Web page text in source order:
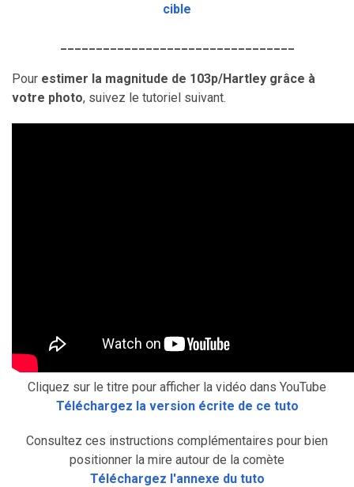
cible
Pour estimer la magnitude de 103p/Hartley grâce à
votre photo, suivez le tutoriel suivant.
Cliquez sur le titre pour afficher la vidéo dans YouTube
Téléchargez la version écrite de ce tuto
Consultez ces instructions complémentaires pour bien
positionner la mire autour de la comète
Téléchargez l'annexe du tuto